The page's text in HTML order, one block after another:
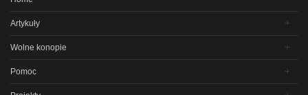
Artykuły
Wolne konopie
Pomoc